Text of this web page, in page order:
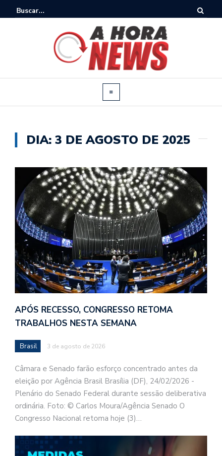
DIA: 3 DE AGOSTO DE 2025
APÓS RECESSO, CONGRESSO RETOMA
TRABALHOS NESTA SEMANA
Brasil 3 de agosto de 2026
Câmara e Senado farão esforço concentrado antes da
eleição por Agência Brasil Brasília (DF), 24/02/2026 -
Plenário do Senado Federal durante sessão deliberativa
ordinária. Foto: © Carlos Moura/Agência Senado O
Congresso Nacional retoma hoje (3)…